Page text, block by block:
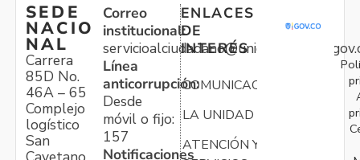
SEDE
NACIO
NAL
Carrera
85D No.
46A – 65
Complejo
logístico
San
Correo
institucional:
Línea
anticorrupción:
Desde
móvil o fijo:
157
Notificaciones
ENLACES
DE
INTERÉS
COMUNICACIONES
LA UNIDAD
ATENCIÓN Y